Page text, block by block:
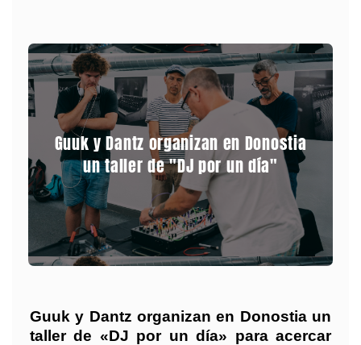
Guuk y Dantz organizan en Donostia
un taller de "DJ por un día"
Guuk y Dantz organizan en Donostia un
taller de «DJ por un día» para acercar